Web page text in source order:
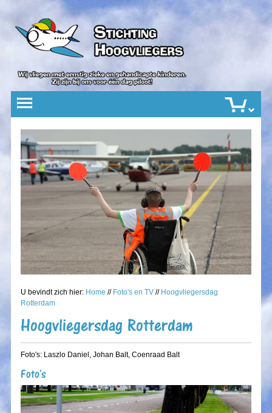
U bevindt zich hier: Home // Foto's en TV // Hoogvliegersdag
Rotterdam
Hoogvliegersdag Rotterdam
Foto's: Laszlo Daniel, Johan Balt, Coenraad Balt
Foto's